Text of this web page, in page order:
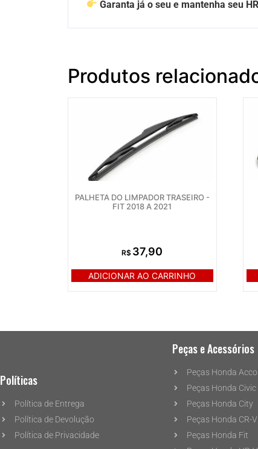
Garanta já o seu e mantenha seu
Produtos
PALHETA DO LIMPADOR TRASEIRO -
FIT 2018 A 2021
R$ 37,90
ADICIONAR AO CARRINHO
Políticas
Política de Entrega
Política de Devolução
Política de Privacidade
Peças e Acessórios
Peças Honda
Peças Honda Civic
Peças Honda City
Peças Honda CR-V
Peças Honda Fit